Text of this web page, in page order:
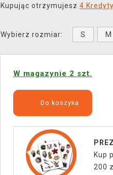
Kupując otrzymujesz 4 Kredyty
Wybierz rozmiar: S M
W magazynie 2 szt.
Do koszyka
Kup
200